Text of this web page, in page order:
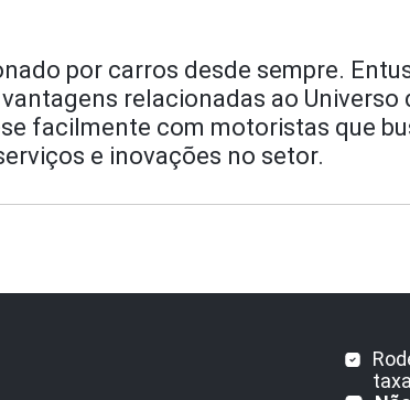
por carros desde sempre.
relacionadas ao Universo
facilmente com motoristas que
e inovações no setor.